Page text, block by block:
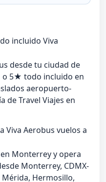
incluido Viva
desde tu ciudad de
5★ todo incluido en
aeropuerto-
de Travel Viajes en
Viva Aerobus vuelos a
Monterrey y opera
Monterrey, CDMX-
Mérida, Hermosillo,